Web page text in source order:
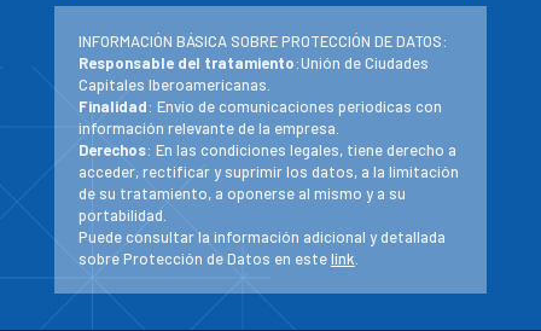
INFORMACIÓN BÁSICA SOBRE PROTECCIÓN DE DATOS:
Responsable del tratamiento:Unión de Ciudades
Capitales Iberoamericanas.
Finalidad: Envío de comunicaciones periodicas con
información relevante de la empresa.
Derechos: En las condiciones legales, tiene derecho a
acceder, rectificar y suprimir los datos, a la limitación
de su tratamiento, a oponerse al mismo y a su
portabilidad.
Puede consultar la información adicional y detallada
sobre Protección de Datos en estelink